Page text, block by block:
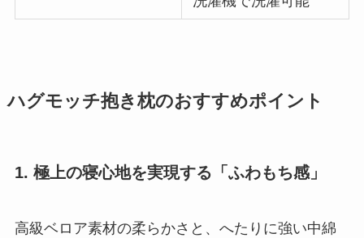
ハグモッチ抱き枕のおすすめポイント
1. 極上の寝心地を実現する「ふわもち感」
高級ベロア素材の柔らかさと、へたりに強い中綿